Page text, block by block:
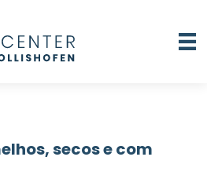
secos e com